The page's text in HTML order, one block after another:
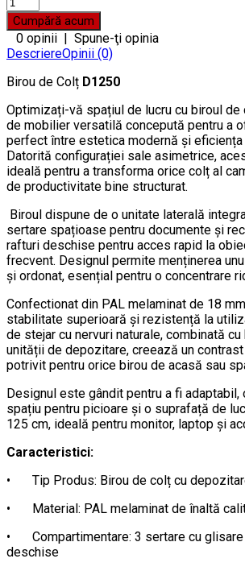
0 opinii | Spune-ţi opinia
DescriereOpinii (0)
Birou de Colț D1250
Optimizați-vă spațiul de lucru cu biroul de
de mobilier versatilă concepută pentru a
perfect între estetica modernă și eficiența
Datorită configurației sale asimetrice,
ideală pentru a transforma orice colț al
de productivitate bine structurat.
Biroul dispune de o unitate laterală
sertare spațioase pentru documente și
rafturi deschise pentru acces rapid la
frecvent. Designul permite menținerea
și ordonat, esențial pentru o concentrare
Confectionat din PAL melaminat de 18
stabilitate superioară și rezistență la
de stejar cu nervuri naturale, combinată
unității de depozitare, creează un
potrivit pentru orice birou de acasă sau
Designul este gândit pentru a fi
spațiu pentru picioare și o suprafață de
125 cm, ideală pentru monitor, laptop și
Caracteristici:
•
Tip Produs: Birou de colț cu
•
Material: PAL melaminat de înaltă
•
Compartimentare: 3 sertare cu
deschise